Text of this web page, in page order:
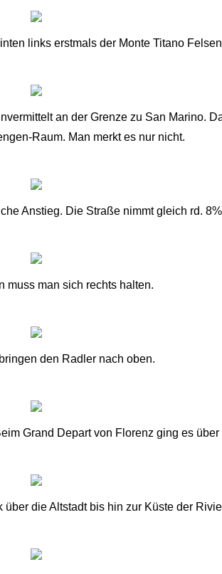
links erstmals der Monte Titano
an der Grenze zu San Marino.
Raum. Man merkt es nur nicht.
Anstieg. Die Straße nimmt gleich rd.
muss man sich rechts halten.
den Radler nach oben.
Grand Depart von Florenz ging es
die Altstadt bis hin zur Küste der